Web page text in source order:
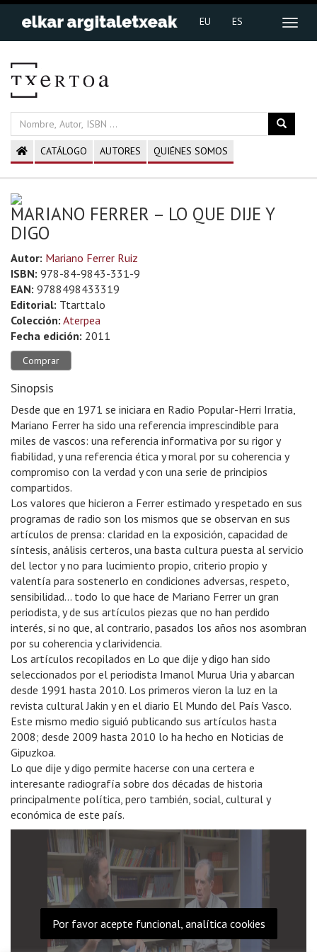
EU ES
CATÁLOGO AUTORES QUIÉNES SOMOS
MARIANO FERRER – LO QUE DIJE Y
DIGO
Autor: Mariano Ferrer Ruiz
ISBN: 978-84-9843-331-9
EAN: 9788498433319
Editorial: Ttarttalo
Colección: Aterpea
Fecha edición: 2011
Comprar
Sinopsis
Desde que en 1971 se iniciara en Radio Popular-Herri Irratia,
Mariano Ferrer ha sido una referencia imprescindible para
miles de vascos: una referencia informativa por su rigor y
fiabilidad, y una referencia ética y moral por su coherencia y
compromiso con la verdad y con una serie de principios
compartidos.
Los valores que hicieron a Ferrer estimado y respetado en sus
programas de radio son los mismos que se observan en sus
artículos de prensa: claridad en la exposición, capacidad de
síntesis, análisis certeros, una basta cultura puesta al servicio
del lector y no para lucimiento propio, criterio propio y
valentía para sostenerlo en condiciones adversas, respeto,
sensibilidad… todo lo que hace de Mariano Ferrer un gran
periodista, y de sus artículos piezas que no han perdido
interés, si no que, al contrario, pasados los años nos asombran
por su coherencia y clarividencia.
Los artículos recopilados en Lo que dije y digo han sido
seleccionados por el periodista Imanol Murua Uria y abarcan
desde 1991 hasta 2010. Los primeros vieron la luz en la
revista cultural Jakin y en el diario El Mundo del País Vasco.
Este mismo medio siguió publicando sus artículos hasta
2008; desde 2009 hasta 2010 lo ha hecho en Noticias de
Gipuzkoa.
Lo que dije y digo permite hacerse con una certera e
interesante radiografía sobre dos décadas de historia
principalmente política, pero también, social, cultural y
económica de este país.
Por favor acepte funcional, analítica cookies